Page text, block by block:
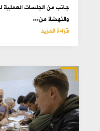
جانب من الجلسات العملية
والنهضة من...
قراءة المزيد